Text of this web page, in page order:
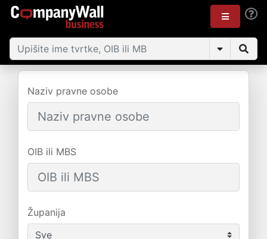
Naziv pravne osobe
OIB ili MBS
Županija